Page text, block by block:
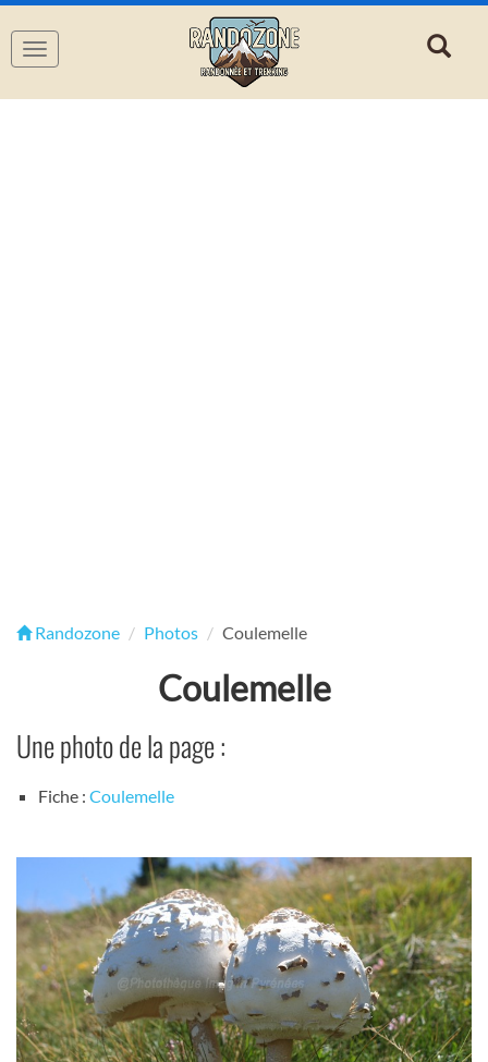
Navigation
Randozone Photos Coulemelle
Coulemelle
Une photo de la page :
Fiche : Coulemelle